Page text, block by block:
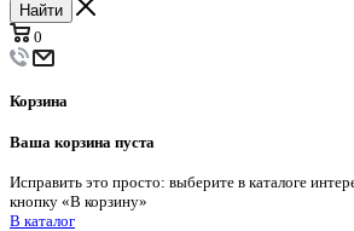
Найти
0
Корзина
Ваша корзина пуста
Исправить это просто: выберите в каталоге
кнопку «В корзину»
В каталог